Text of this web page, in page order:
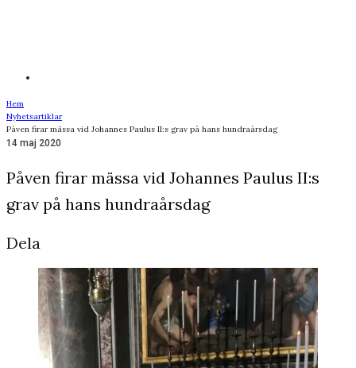
Hem
Nyhetsartiklar
Påven firar mässa vid Johannes Paulus II:s grav på hans hundraårsdag
14 maj 2020
Påven firar mässa vid Johannes Paulus II:s
grav på hans hundraårsdag
Dela